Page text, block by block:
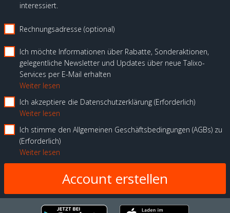
interessiert.
Rechnungsadresse (optional)
Ich möchte Informationen über Rabatte, Sonderaktionen,
gelegentliche Newsletter und Updates über neue Talixo-
Services per E-Mail erhalten
Weiter lesen
Ich akzeptiere die Datenschutzerklärung Erforderlich
Weiter lesen
Ich stimme den Allgemeinen Geschäftsbedingungen (AGBs) zu
Erforderlich
Weiter lesen